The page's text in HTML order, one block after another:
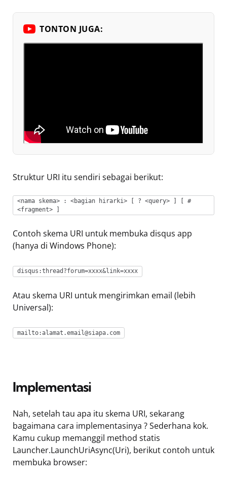
TONTON JUGA:
Struktur URI itu sendiri sebagai berikut:
<nama skema> : <bagian hirarki> [ ? <query> ] [ #
<fragment> ]
Contoh skema URI untuk membuka disqus app
(hanya di Windows Phone):
disqus:thread?forum=xxxx&link=xxxx
Atau skema URI untuk mengirimkan email (lebih
Universal):
mailto:alamat.email@siapa.com
Implementasi
Nah, setelah tau apa itu skema URI, sekarang
bagaimana cara implementasinya ? Sederhana kok.
Kamu cukup memanggil method statis
Launcher.LaunchUriAsync(Uri), berikut contoh untuk
membuka browser: